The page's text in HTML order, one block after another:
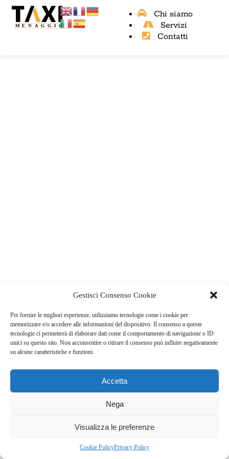
Gestisci Consenso Cookie
Per fornire le migliori esperienze, utilizziamo tecnologie come i cookie per
memorizzare e/o accedere alle informazioni del dispositivo. Il consenso a queste
tecnologie ci permetterà di elaborare dati come il comportamento di navigazione o ID
unici su questo sito. Non acconsentire o ritirare il consenso può influire negativamente
su alcune caratteristiche e funzioni.
Accetta
Nega
Visualizza le preferenze
Cookie PolicyPrivacy Policy
Chi siamo
Servizi
Contatti